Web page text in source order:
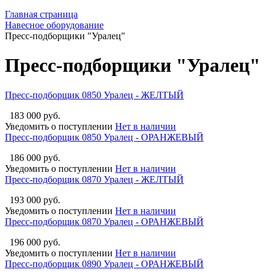
Главная страница
Навесное оборудование
Пресс-подборщики "Уралец"
Пресс-подборщики "Уралец"
Пресс-подборщик 0850 Уралец - ЖЕЛТЫЙ
183 000 руб.
Уведомить о поступлении Нет в наличии
Пресс-подборщик 0850 Уралец - ОРАНЖЕВЫЙ
186 000 руб.
Уведомить о поступлении Нет в наличии
Пресс-подборщик 0870 Уралец - ЖЕЛТЫЙ
193 000 руб.
Уведомить о поступлении Нет в наличии
Пресс-подборщик 0870 Уралец - ОРАНЖЕВЫЙ
196 000 руб.
Уведомить о поступлении Нет в наличии
Пресс-подборщик 0890 Уралец - ОРАНЖЕВЫЙ